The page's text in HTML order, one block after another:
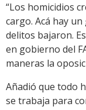
“Los homicidios
cargo. Acá hay
delitos bajaron.
en gobierno del
maneras la
Añadió que todo
se trabaja para